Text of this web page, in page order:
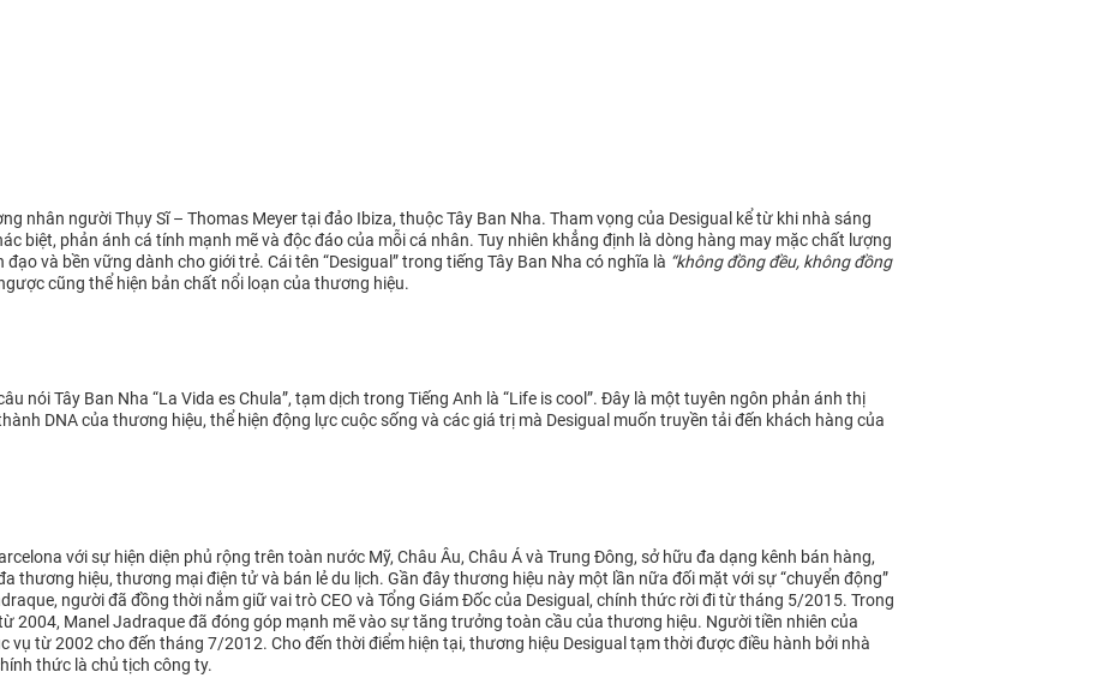
nhân người Thụy Sĩ – Thomas Meyer tại đảo Ibiza, thuộc Tây Ban Nha. Tham vọng của Desigual kể từ khi nhà sáng
biệt, phản ánh cá tính mạnh mẽ và độc đáo của mỗi cá nhân. Tuy nhiên khẳng định là dòng hàng may mặc chất lượng
và bền vững dành cho giới trẻ. Cái tên “Desigual” trong tiếng Tây Ban Nha có nghĩa là “không đồng đều, không đồng
cũng thể hiện bản chất nổi loạn của thương hiệu.
nói Tây Ban Nha “La Vida es Chula”, tạm dịch trong Tiếng Anh là “Life is cool”. Đây là một tuyên ngôn phản ánh thị
DNA của thương hiệu, thể hiện động lực cuộc sống và các giá trị mà Desigual muốn truyền tải đến khách hàng của
với sự hiện diện phủ rộng trên toàn nước Mỹ, Châu Âu, Châu Á và Trung Đông, sở hữu đa dạng kênh bán hàng,
thương hiệu, thương mại điện tử và bán lẻ du lịch. Gần đây thương hiệu này một lần nữa đối mặt với sự “chuyển động”
người đã đồng thời nắm giữ vai trò CEO và Tổng Giám Đốc của Desigual, chính thức rời đi từ tháng 5/2015. Trong
2004, Manel Jadraque đã đóng góp mạnh mẽ vào sự tăng trưởng toàn cầu của thương hiệu. Người tiền nhiên của
vụ từ 2002 cho đến tháng 7/2012. Cho đến thời điểm hiện tại, thương hiệu Desigual tạm thời được điều hành bởi nhà
thức là chủ tịch công ty.